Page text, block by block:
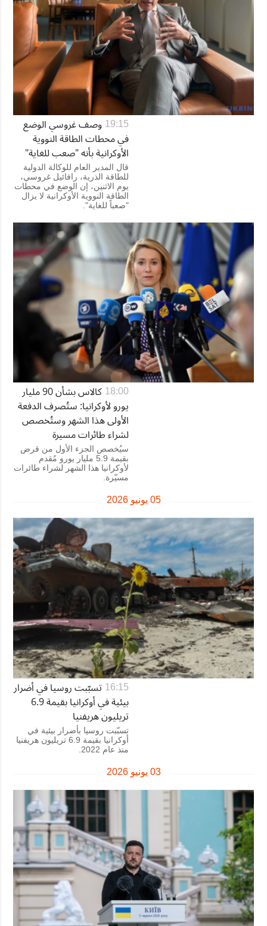
19:15 وصف غروسي الوضع
في محطات الطاقة النووية
الأوكرانية بأنه "صعب للغاية"
قال المدير العام للوكالة الدولية
للطاقة الذرية، رافائيل غروسي،
يوم الاثنين، إن الوضع في محطات
الطاقة النووية الأوكرانية لا يزال
"صعباً للغاية".
18:00
كالاس بشأن 90 مليار
يورو لأوكرانيا: ستُصرف الدفعة
الأولى هذا الشهر وستُخصص
لشراء طائرات مسيرة
سيُخصص الجزء الأول من قرض
بقيمة 5.9 مليار يورو مُقدم
لأوكرانيا هذا الشهر لشراء طائرات
مسيّرة.
05 يونيو 2026
16:15 تسبّبت روسيا في أضرار
بيئية في أوكرانيا بقيمة 6.9
تريليون هريفنيا
تسبّبت روسيا بأضرار بيئية في
أوكرانيا بقيمة 6.9 تريليون هريفنيا
منذ عام 2022.
03 يونيو 2026